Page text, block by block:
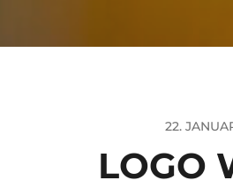
22.
LOGO